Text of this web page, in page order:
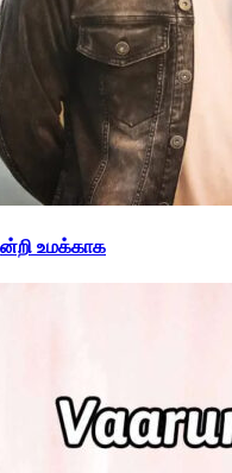
உமக்காக